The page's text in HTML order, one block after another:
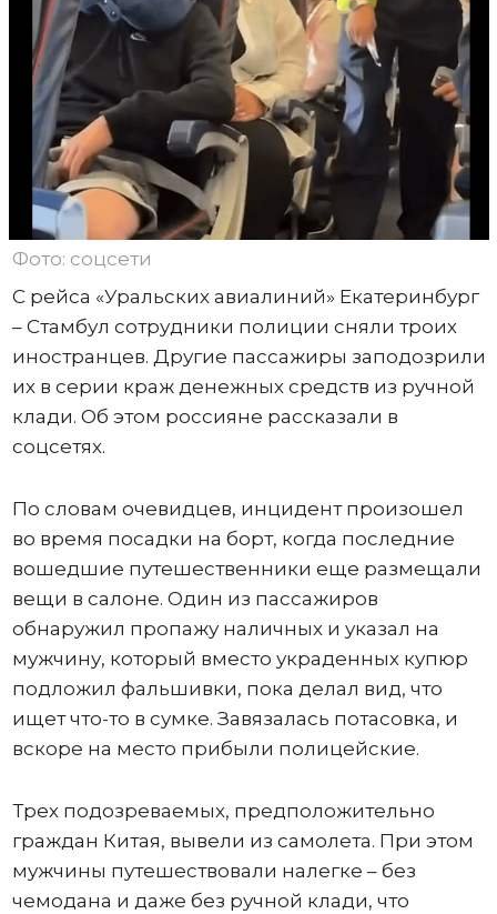
Фото: соцсети
С рейса «Уральских авиалиний» Екатеринбург
– Стамбул сотрудники полиции сняли троих
иностранцев. Другие пассажиры заподозрили
их в серии краж денежных средств из ручной
клади. Об этом россияне рассказали в
соцсетях.
По словам очевидцев, инцидент произошел
во время посадки на борт, когда последние
вошедшие путешественники еще размещали
вещи в салоне. Один из пассажиров
обнаружил пропажу наличных и указал на
мужчину, который вместо украденных купюр
подложил фальшивки, пока делал вид, что
ищет что-то в сумке. Завязалась потасовка, и
вскоре на место прибыли полицейские.
Трех подозреваемых, предположительно
граждан Китая, вывели из самолета. При этом
мужчины путешествовали налегке – без
чемодана и даже без ручной клади, что